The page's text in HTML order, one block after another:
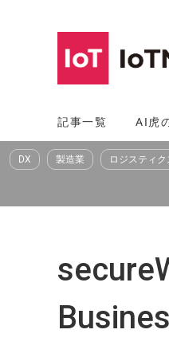
へ
ス
記事一覧 AI虎
DX 製造業 ロジスティク